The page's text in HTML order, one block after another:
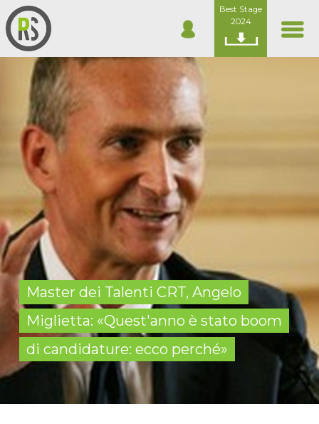
Best Stage
2024
Master dei Talenti CRT, Angelo
Miglietta: «Quest'anno è stato boom
di candidature: ecco perché»